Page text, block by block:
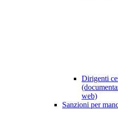
Dirigenti
web)
Sanzioni per